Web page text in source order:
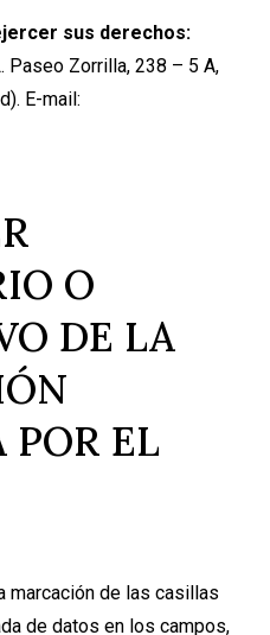
sus derechos:
Paseo Zorrilla, 238 – 5 A,
E-mail:
O
DE LA
POR EL
marcación de las casillas
de datos en los campos,